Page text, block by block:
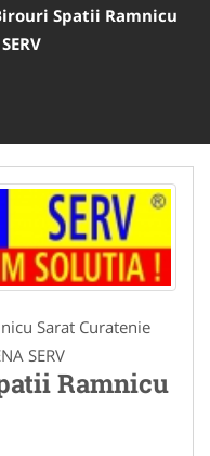
Spatii Ramnicu
Sarat Curatenie
SERV
Ramnicu